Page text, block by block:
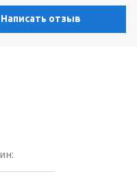
Написать отзыв